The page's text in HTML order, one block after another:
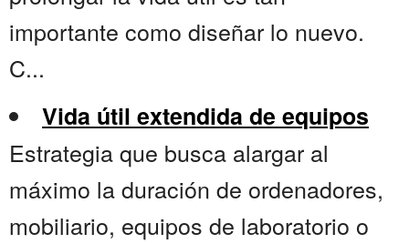
importante como diseñar lo nuevo.
C...
Vida útil extendida de equipos
Estrategia que busca alargar al
máximo la duración de ordenadores,
mobiliario, equipos de laboratorio o